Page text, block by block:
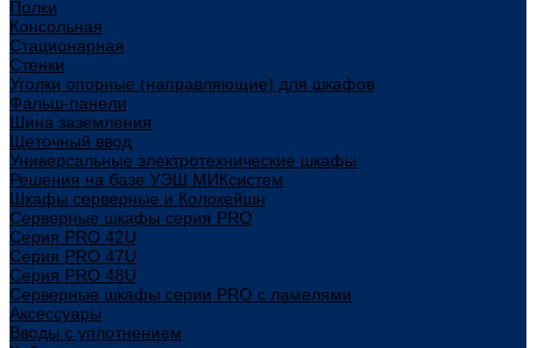
Полки
Консольная
Стационарная
Стенки
Уголки опорные (направляющие) для шкафов
Фальш-панели
Шина заземления
Щеточный ввод
Универсальные электротехнические шкафы
Решения на базе УЭШ МИКсистем
Шкафы серверные и Колокейшн
Серверные шкафы серия PRO
Серия PRO 42U
Серия PRO 47U
Серия PRO 48U
Серверные шкафы серии PRO с ламелями
Аксессуары
Вводы с уплотнением